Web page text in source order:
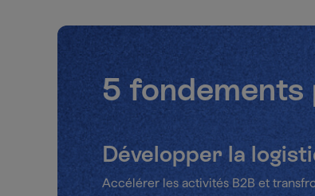
5 fondements
Développer la
Accélérer les activités B2B et